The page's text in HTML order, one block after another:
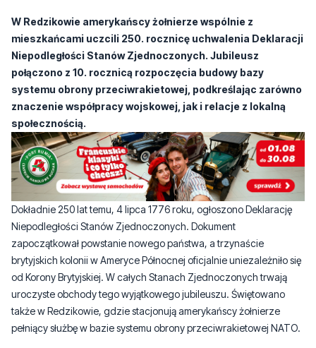
W Redzikowie amerykańscy żołnierze wspólnie z
mieszkańcami uczcili 250. rocznicę uchwalenia Deklaracji
Niepodległości Stanów Zjednoczonych. Jubileusz
połączono z 10. rocznicą rozpoczęcia budowy bazy
systemu obrony przeciwrakietowej, podkreślając zarówno
znaczenie współpracy wojskowej, jak i relacje z lokalną
społecznością.
Dokładnie 250 lat temu, 4 lipca 1776 roku, ogłoszono Deklarację
Niepodległości Stanów Zjednoczonych. Dokument
zapoczątkował powstanie nowego państwa, a trzynaście
brytyjskich kolonii w Ameryce Północnej oficjalnie uniezależniło się
od Korony Brytyjskiej. W całych Stanach Zjednoczonych trwają
uroczyste obchody tego wyjątkowego jubileuszu. Świętowano
także w Redzikowie, gdzie stacjonują amerykańscy żołnierze
pełniący służbę w bazie systemu obrony przeciwrakietowej NATO.